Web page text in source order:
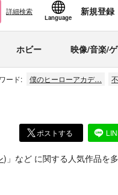
詳細検索
Language
新規登録
ホビー 映像/音楽/
ード: 僕のヒーローアカデ…
ポストする
)」 など に関する人気作品を